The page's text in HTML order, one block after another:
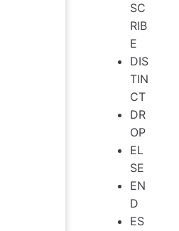
SC
RIB
E
DIS
TIN
CT
DR
OP
EL
SE
EN
D
ES